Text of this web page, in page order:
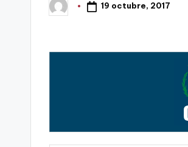
Publicado
por
19 octubre, 2017